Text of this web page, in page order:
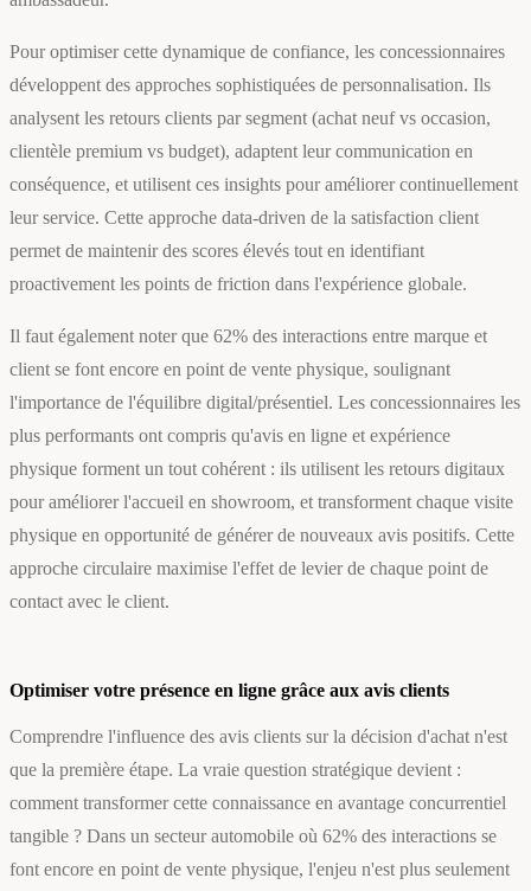
Pour optimiser cette dynamique de confiance, les concessionnaires
développent des approches sophistiquées de personnalisation. Ils
analysent les retours clients par segment (achat neuf vs occasion,
clientèle premium vs budget), adaptent leur communication en
conséquence, et utilisent ces insights pour améliorer continuellement
leur service. Cette approche data-driven de la satisfaction client
permet de maintenir des scores élevés tout en identifiant
proactivement les points de friction dans l'expérience globale.
Il faut également noter que 62% des interactions entre marque et
client se font encore en point de vente physique, soulignant
l'importance de l'équilibre digital/présentiel. Les concessionnaires les
plus performants ont compris qu'avis en ligne et expérience
physique forment un tout cohérent : ils utilisent les retours digitaux
pour améliorer l'accueil en showroom, et transforment chaque visite
physique en opportunité de générer de nouveaux avis positifs. Cette
approche circulaire maximise l'effet de levier de chaque point de
contact avec le client.
Optimiser votre présence en ligne grâce aux avis clients
Comprendre l'influence des avis clients sur la décision d'achat n'est
que la première étape. La vraie question stratégique devient :
comment transformer cette connaissance en avantage concurrentiel
tangible ? Dans un secteur automobile où 62% des interactions se
font encore en point de vente physique, l'enjeu n'est plus seulement